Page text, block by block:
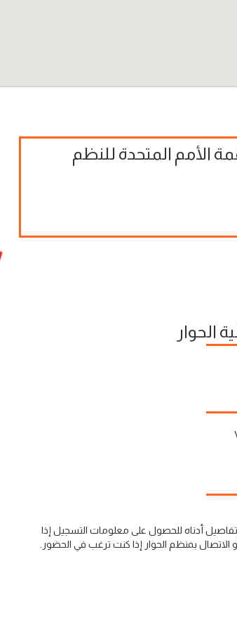
الأمم المتحدة للنظم
الحوار
أدناه للحصول على معلومات التسجيل إذا
الاتصال بمنظم الحوار إذا كنت ترغب في الحضور.